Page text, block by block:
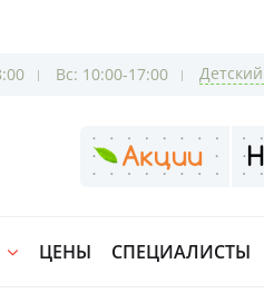
Вс: 10:00-17:00
ЦЕНЫ СПЕЦИАЛИСТЫ